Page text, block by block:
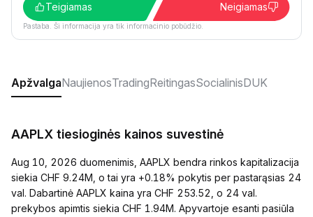
Teigiamas
Neigiamas
Pastaba. Ši informacija yra tik informacinio pobūdžio.
ApžvalgaNaujienosTradingReitingasSocialinisDUK
AAPLX tiesioginės kainos suvestinė
Aug 10, 2026 duomenimis, AAPLX bendra rinkos kapitalizacija
siekia CHF 9.24M, o tai yra +0.18% pokytis per pastarąsias 24
val. Dabartinė AAPLX kaina yra CHF 253.52, o 24 val.
prekybos apimtis siekia CHF 1.94M. Apyvartoje esanti pasiūla